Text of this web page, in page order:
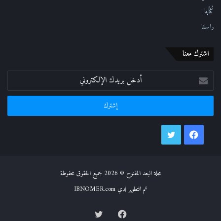
كُتّابنا
راسلنا
اشترك معنا
أدخل
بريدك
الإلكتروني
فيسبوك
مجلة البعد المفتوح © 2026 جميع الحقوق محفوظة
تم التطوير لدي IBNOMER.com
فيسبوك